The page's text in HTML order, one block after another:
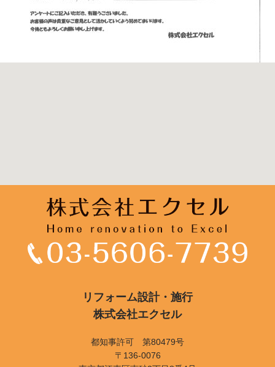
リフォーム設計・施行
株式会社エクセル
都知事許可 第80479号
〒136-0076